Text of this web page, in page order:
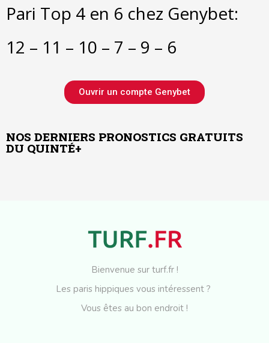
Pari Top 4 en 6 chez Genybet:
12 – 11 – 10 – 7 – 9 – 6
Ouvrir un compte Genybet
NOS DERNIERS PRONOSTICS GRATUITS
DU QUINTÉ+
Bienvenue sur turf.fr !
Les paris hippiques vous intéressent ?
Vous êtes au bon endroit !